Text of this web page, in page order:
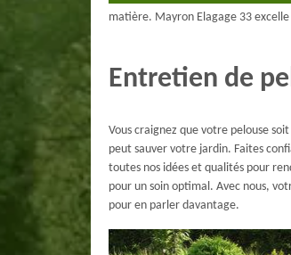
matière. Mayron Elagage 33
Entretien de
Vous craignez que votre pelouse
peut sauver votre jardin. Faites
toutes nos idées et qualités pour
pour un soin optimal. Avec nous,
pour en parler davantage.